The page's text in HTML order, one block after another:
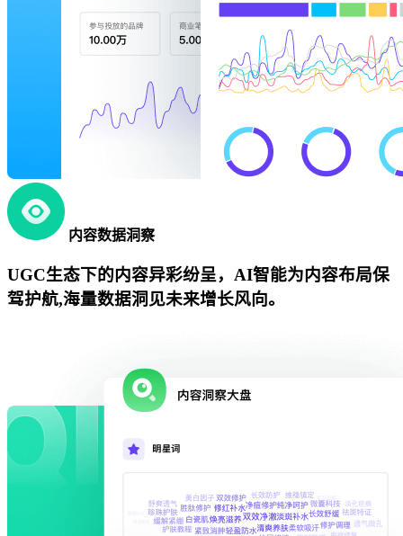
内容数据洞察
UGC生态下的内容异彩纷呈，AI智能为内容布局保
驾护航,海量数据洞见未来增长风向。